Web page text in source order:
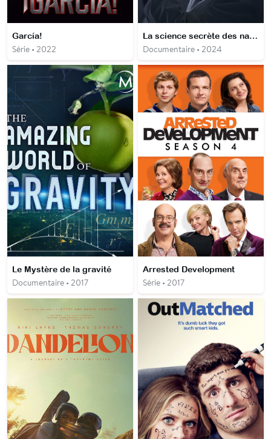
García!
Série • 2022
La science secrète des nazis
Documentaire • 2024
Le Mystère de la gravité
Documentaire • 2017
Arrested Development
Série • 2017